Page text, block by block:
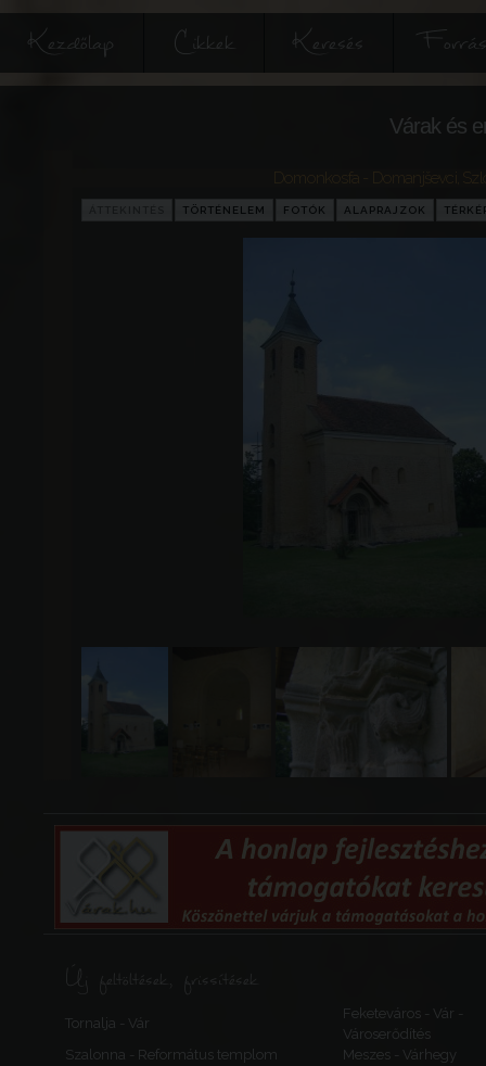
Kezdőlap Cikkek Keresés
Várak és
Domonkosfa - Domanjševci
TÖRTÉNELEM FOTÓK ALAPRAJZOK
Új feltöltések, frissítések
Tornalja - Vár
Feketeváros - Vár -
Városerődítés
Szalonna - Református templom
Meszes - Várhegy